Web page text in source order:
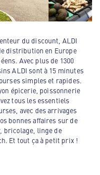
du discount, ALDI
distribution en Europe
Avec plus de 1300
ALDI sont à 15 minutes
simples et rapides.
épicerie, poissonnerie
tous les essentiels
avec des arrivages
bonnes affaires sur de
bricolage, linge de
Et tout ça à petit prix !